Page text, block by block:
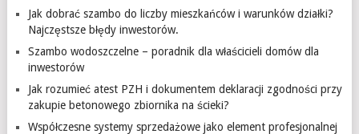
Jak dobrać szambo do liczby mieszkańców i warunków działki?
Najczęstsze błędy inwestorów.
Szambo wodoszczelne – poradnik dla właścicieli domów dla
inwestorów
Jak rozumieć atest PZH i dokumentem deklaracji zgodności przy
zakupie betonowego zbiornika na ścieki?
Współczesne systemy sprzedażowe jako element profesjonalnej